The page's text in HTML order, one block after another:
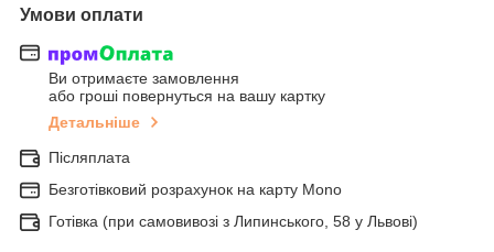
Умови оплати
Ви отримаєте замовлення
або гроші повернуться на вашу картку
Детальніше
Післяплата
Безготівковий розрахунок на карту Mono
Готівка (при самовивозі з Липинського, 58 у Львові)